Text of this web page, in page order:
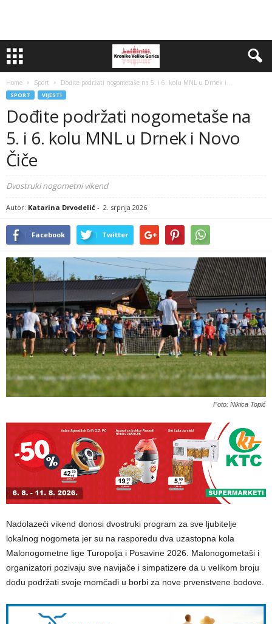
Home Sport Dođite podržati nogometaše na 5. i 6. kolu MNL u Drnek i...
SPORT VIJESTI
Dođite podržati nogometaše na
5. i 6. kolu MNL u Drnek i Novo
Čiče
Dvostruki nogometni vikend
Autor: Katarina Drvodelić - 2. srpnja 2026
Facebook Twitter
Foto: Nikica Topić
Nadolazeći vikend donosi dvostruki program za sve ljubitelje
lokalnog nogometa jer su na rasporedu dva uzastopna kola
Malonogometne lige Turopolja i Posavine 2026. Malonogometaši i
organizatori pozivaju sve navijače i simpatizere da u velikom broju
dođu podržati svoje momčadi u borbi za nove prvenstvene bodove.